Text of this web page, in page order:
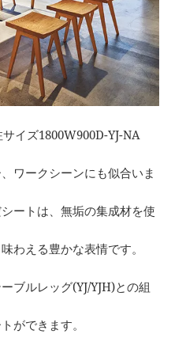
イズ1800W900D-YJ-NA
ワークシーンにも似合いま
ートは、無垢の集成材を使
わえる豊かな表情です。
ブルレッグ(YJ/YJH)との組
ができます。